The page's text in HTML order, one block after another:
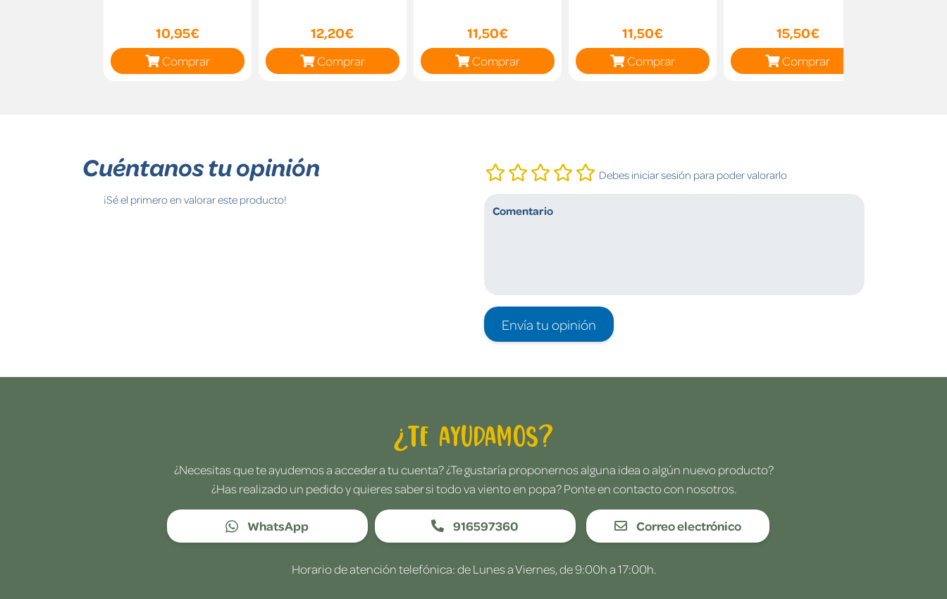
10,95€
Comprar
12,20€
Comprar
11,50€
Comprar
11,50€
Comprar
15,50€
Comprar
Cuéntanos tu opinión
¡Sé el primero en valorar este producto!
Debes iniciar sesión para poder valorarlo
Envía tu opinión
¿Te ayudamos?
¿Necesitas que te ayudemos a acceder a tu cuenta? ¿Te gustaría proponernos alguna idea o algún nuevo producto?
¿Has realizado un pedido y quieres saber si todo va viento en popa? Ponte en contacto con nosotros.
WhatsApp 916597360 Correo electrónico
Horario de atención telefónica: de Lunes a Viernes, de 9:00h a 17:00h.